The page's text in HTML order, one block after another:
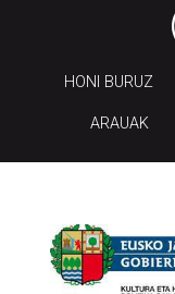
HONI BURUZ
ARAUAK